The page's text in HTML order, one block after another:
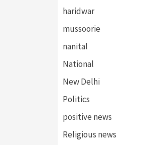
haridwar
mussoorie
nanital
National
New Delhi
Politics
positive news
Religious news